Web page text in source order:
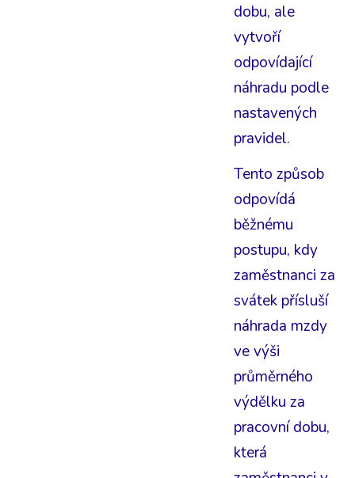
dobu, ale
vytvoří
odpovídající
náhradu podle
nastavených
pravidel.
Tento způsob
odpovídá
běžnému
postupu, kdy
zaměstnanci za
svátek přísluší
náhrada mzdy
ve výši
průměrného
výdělku za
pracovní dobu,
která